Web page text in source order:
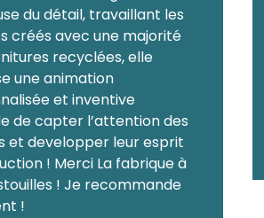
du détail, travaillant les
créés avec une majorité
recyclées, elle
une animation
et inventive
de capter l’attention des
et developper leur esprit
! Merci La fabrique à
! Je recommande
!